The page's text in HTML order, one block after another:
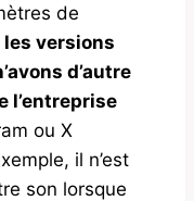
de
les versions
d’autre
l’entreprise
ou X
il n’est
son lorsque